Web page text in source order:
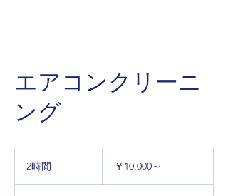
エアコンクリーニ
ング
2時間 ￥10,000～